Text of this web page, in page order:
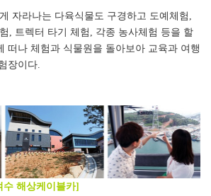
자라나는 다육식물도 구경하고 도예체험 ,
, 트렉터 타기 체험 , 각종 농사체험 등을 할
떠나 체험과 식물원을 돌아보아 교육과 여행
장이다.
수 해상케이블카]